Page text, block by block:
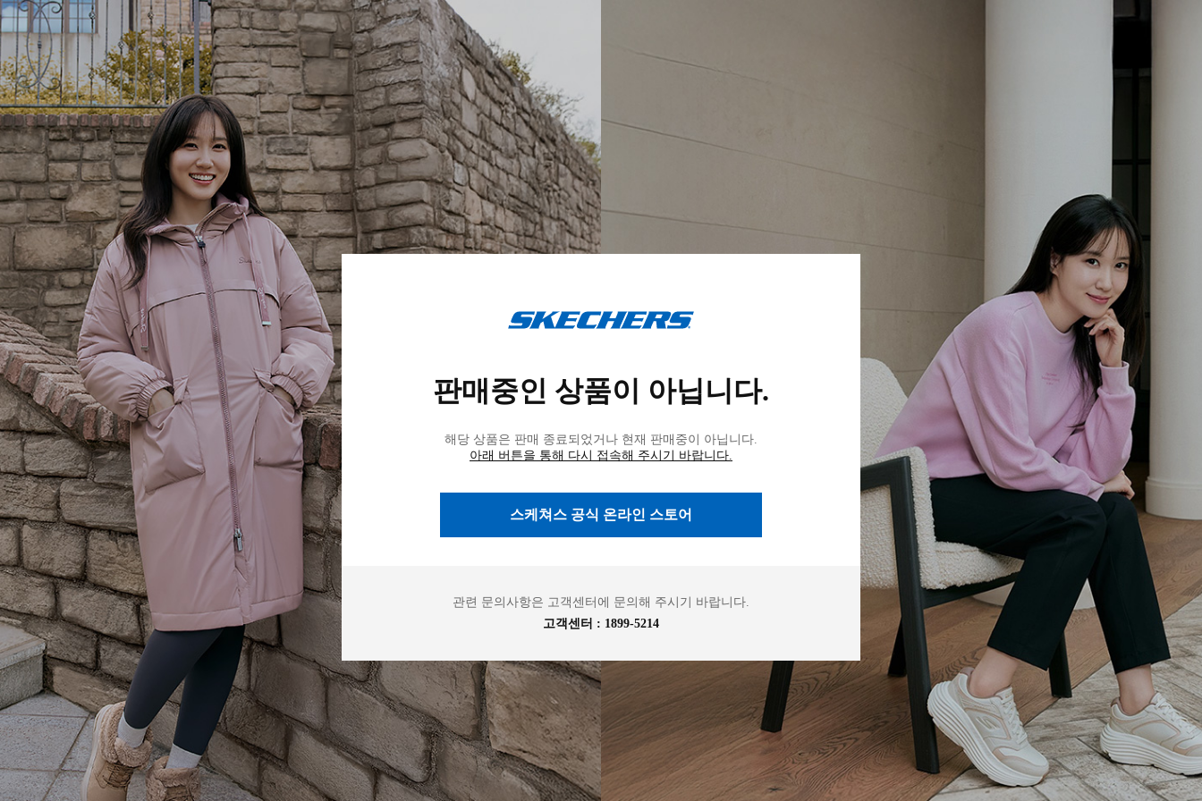
스
스
코
아
판매중인 상품이 아닙니다.
해당 상품은 판매 종료되었거나 현재 판매중이 아닙니다.
아래 버튼을 통해 다시 접속해 주시기 바랍니다.
스케쳐스 공식 온라인 스토어
관련 문의사항은 고객센터에 문의해 주시기 바랍니다.
고객센터 : 1899-5214